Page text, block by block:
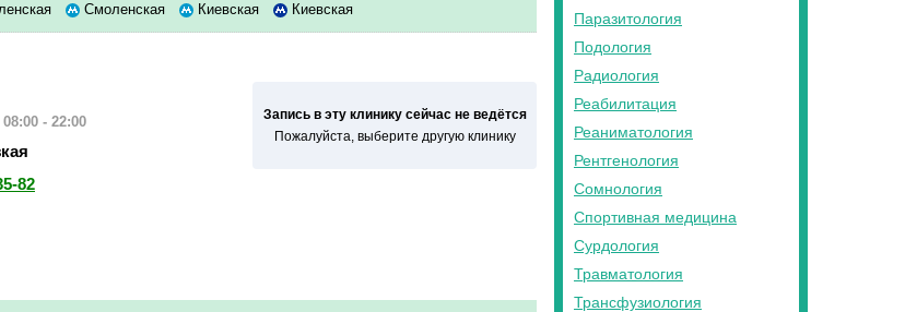
Смоленская Киевская Киевская
08:00 - 22:00
82
Запись в эту клинику сейчас не ведётся
Пожалуйста, выберите другую клинику
Паразитология
Подология
Радиология
Реабилитация
Реаниматология
Рентгенология
Сомнология
Спортивная медицина
Сурдология
Травматология
Трансфузиология